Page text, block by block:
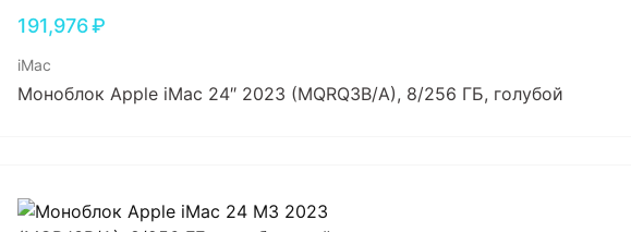
191,976₽
iMac
Моноблок Apple iMac 24″ 2023 (MQRQ3B/A), 8/256 ГБ, голубой